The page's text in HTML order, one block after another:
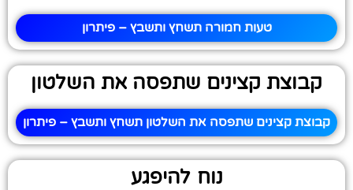
טעות חמורה תשחץ ותשבץ – פיתרון
קבוצת קצינים שתפסה את השלטון
קבוצת קצינים שתפסה את השלטון תשחץ ותשבץ – פיתרון
נוח להיפגע